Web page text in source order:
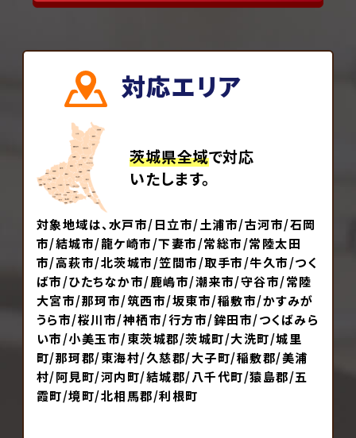
対応エリア
茨城県全域で対応
いたします。
対象地域は、水戸市/日立市/土浦市/古河市/石岡
市/結城市/龍ケ崎市/下妻市/常総市/常陸太田
市/高萩市/北茨城市/笠間市/取手市/牛久市/つく
ば市/ひたちなか市/鹿嶋市/潮来市/守谷市/常陸
大宮市/那珂市/筑西市/坂東市/稲敷市/かすみが
うら市/桜川市/神栖市/行方市/鉾田市/つくばみら
い市/小美玉市/東茨城郡/茨城町/大洗町/城里
町/那珂郡/東海村/久慈郡/大子町/稲敷郡/美浦
村/阿見町/河内町/結城郡/八千代町/猿島郡/五
霞町/境町/北相馬郡/利根町